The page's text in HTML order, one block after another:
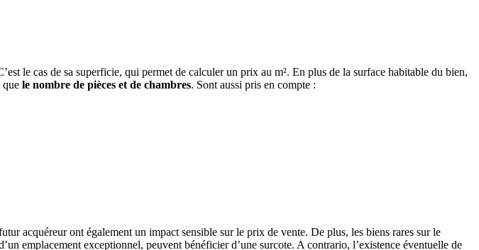
le cas de sa superficie, qui permet de calculer un prix au m². En plus de la surface habitable du bien,
que le nombre de pièces et de chambres. Sont aussi pris en compte :
acquéreur ont également un impact sensible sur le prix de vente. De plus, les biens rares sur le
emplacement exceptionnel, peuvent bénéficier d’une surcote. A contrario, l’existence éventuelle de